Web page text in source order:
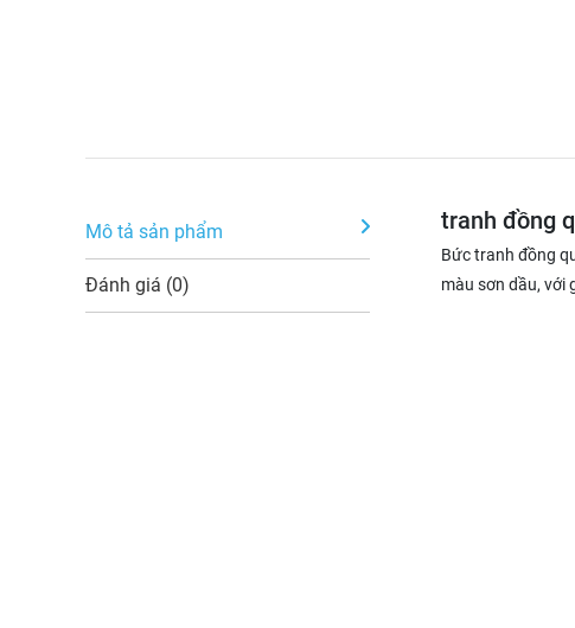
Mô tả sản phẩm
Đánh giá (0)
tranh đồng
Bức tranh đồng
màu sơn dầu, với